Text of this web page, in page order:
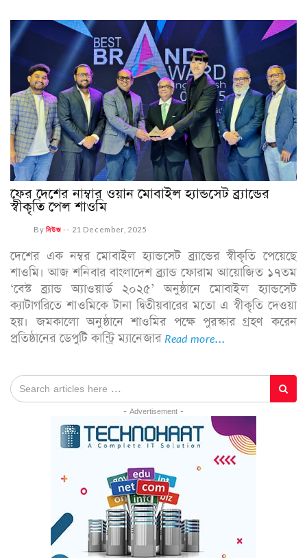
ফের দেশের নাম্বার ওয়ান মোবাইল হ্যান্ডসেট ব্র্যান্ডের
স্বীকৃতি পেল শাওমি
Byনিউজ -- 21 December, 2025
দেশের এক নম্বর মোবাইল হ্যান্ডসেট ব্র্যান্ডের স্বীকৃতি পেয়েছে
শাওমি। আজ শনিবার বাংলাদেশ ব্র্যান্ড ফোরাম আয়োজিত ১৭তম
‘বেস্ট ব্র্যান্ড অ্যাওয়ার্ড ২০২৫’ অনুষ্ঠানে মোবাইল হ্যান্ডসেট
ক্যাটাগরিতে শাওমিকে টানা দ্বিতীয়বারের মতো এ স্বীকৃতি দেওয়া
হয়। জমকালো অনুষ্ঠানে শাওমির পক্ষে পুরস্কার গ্রহণ করেন
প্রতিষ্ঠানের ডেপুটি কান্ট্রি ম্যানেজার Read more...
- Advertisement -